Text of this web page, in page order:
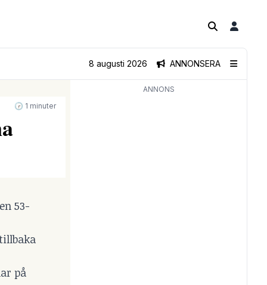
ANNONSERA
8 augusti 2026
🕝 1 minuter
53-
på
ANNONS